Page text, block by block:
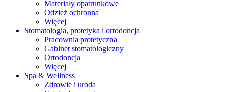
Materiały opatrunkowe
Odzież ochronna
Więcej
Stomatologia, protetyka i ortodoncja
Pracownia protetyczna
Gabinet stomatologiczny
Ortodoncja
Więcej
Spa & Wellness
Zdrowie i uroda